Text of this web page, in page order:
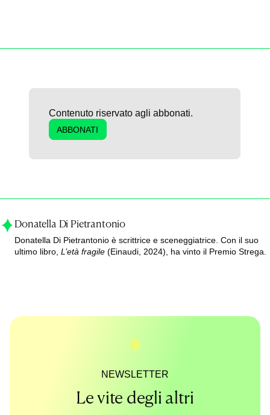
Contenuto riservato agli abbonati.
ABBONATI
Donatella Di Pietrantonio
Donatella Di Pietrantonio è scrittrice e sceneggiatrice. Con il suo
ultimo libro,L’età fragile (Einaudi, 2024), ha vinto il Premio Strega.
NEWSLETTER
Le vite degli altri